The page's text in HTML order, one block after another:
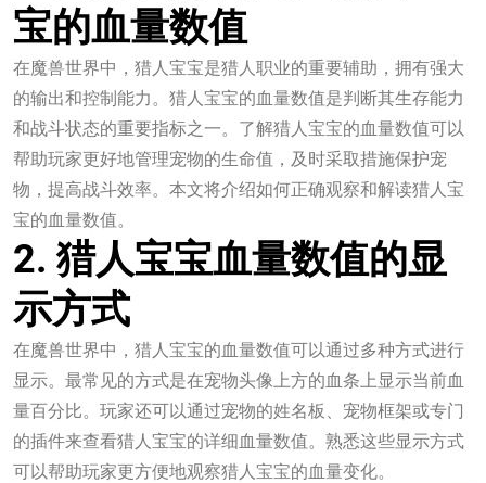
宝的血量数值
在魔兽世界中，猎人宝宝是猎人职业的重要辅助，拥有强大
的输出和控制能力。猎人宝宝的血量数值是判断其生存能力
和战斗状态的重要指标之一。了解猎人宝宝的血量数值可以
帮助玩家更好地管理宠物的生命值，及时采取措施保护宠
物，提高战斗效率。本文将介绍如何正确观察和解读猎人宝
宝的血量数值。
2. 猎人宝宝血量数值的显
示方式
在魔兽世界中，猎人宝宝的血量数值可以通过多种方式进行
显示。最常见的方式是在宠物头像上方的血条上显示当前血
量百分比。玩家还可以通过宠物的姓名板、宠物框架或专门
的插件来查看猎人宝宝的详细血量数值。熟悉这些显示方式
可以帮助玩家更方便地观察猎人宝宝的血量变化。